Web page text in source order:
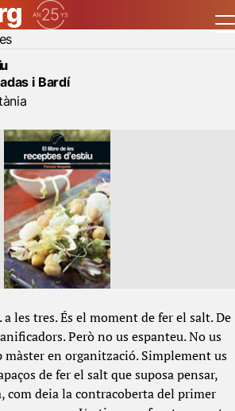
i Bardí
a les tres. És el moment de fer el salt. De
Però no us espanteu. No us
màster en organització. Simplement us
de fer el salt que suposa pensar,
com deia la contracoberta del primer